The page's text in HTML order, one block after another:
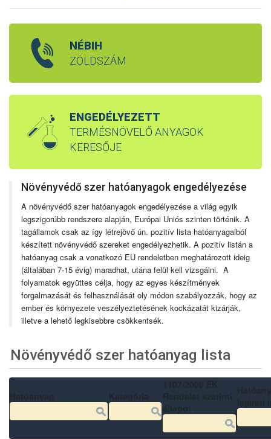
NÉBIH
ZÖLDSZÁM
ENGEDÉLYEZETT
TERMÉSNÖVELŐ ANYAGOK
KERESŐJE
Növényvédő szer hatóanyagok engedélyezése
A növényvédő szer hatóanyagok engedélyezése a világ egyik
legszigorúbb rendszere alapján, Európai Uniós szinten történik. A
tagállamok csak az így létrejövő ún. pozitív lista hatóanyagaiból
készített növényvédő szereket engedélyezhetik. A pozitív listán a
hatóanyag csak a vonatkozó EU rendeletben meghatározott ideig
(általában 7-15 évig) maradhat, utána felül kell vizsgálni. A
folyamatok együttes célja, hogy az egyes készítmények
forgalmazását és felhasználását oly módon szabályozzák, hogy az
ember és környezete veszélyeztetésének kockázatát kizárják,
illetve a lehető legkisebbre csökkentsék.
Növényvédő szer hatóanyag lista